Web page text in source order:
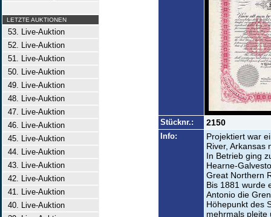
LETZTE AUKTIONEN
53. Live-Auktion
52. Live-Auktion
51. Live-Auktion
50. Live-Auktion
49. Live-Auktion
48. Live-Auktion
47. Live-Auktion
46. Live-Auktion
45. Live-Auktion
44. Live-Auktion
43. Live-Auktion
42. Live-Auktion
41. Live-Auktion
40. Live-Auktion
Stücknr.: 2150
Info:
Projektiert war
River, Arkansas
In Betrieb ging
Hearne-
Great Northern
Bis 1881 wurde
Antonio die
Höhepunkt des
mehrmals pleite